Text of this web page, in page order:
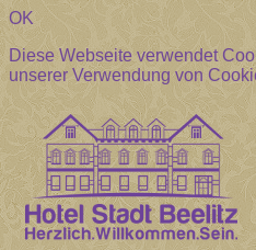
OK
Diese Webseite verwendet
unserer Verwendung von